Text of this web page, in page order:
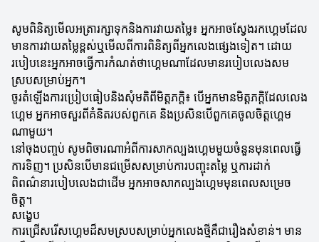
សូមពិនិត្យមើលអត្រារក្សាទុកនិងការវាយតម្លៃ៖ អ្នកអាចស្វែងរកហ្គេមដែល
មានការវាយតម្លៃខ្ពស់ឬមើលពីការពិនិត្យពីអ្នកលេងផ្សេងទៀត។ ដោយ
របៀបនេះអ្នកអាចធ្វើការកំណត់ថាហ្គេមណាដែលមានរបៀបលេងសម
ស្របសម្រាប់អ្នក។
ចូរតំឡើងការប្រៀបធៀបនិងសុំមតិពីមិត្តភក្តិ៖ បើអ្នកមានមិត្តភក្តិដែលលេង
ហ្គេម អ្នកអាចសួរពីគំនិតរបស់ពួកគេ និងប្រសិនបើពួកគេចូលចិត្តហ្គេម
ណាមួយ។
នៅចុងបញ្ចប់ សូមពិចារណាអំពីការសាកល្បងហ្គេមមួយចំនួនមុនពេលធ្វើ
ការទិញ។ ប្រសិនបើមានជម្រើសសម្រាប់ការបញ្ចុះតម្លៃ ឬការដាក់
ពិពណ៌នារបៀបលេងជាដើម អ្នកអាចសាកល្បងហ្គេមមុនពេលសម្រេច
ចិត្ត។
សង្ខេប
ការជ្រើសរើសហ្គេមដ៏សមស្របសម្រាប់អ្នកលេងថ្មីគឺជារឿងសំខាន់។ មាន